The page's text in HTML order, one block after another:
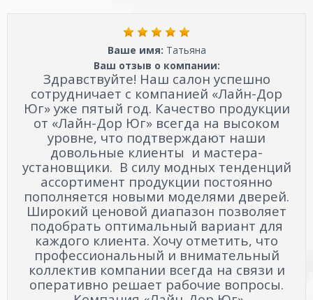
Ваше имя: Татьяна
Ваш отзыв о компании:
Здравствуйте! Наш салон успешно
сотрудничает с компанией «Лайн-Дор
Юг» уже пятый год. Качество продукции
от «Лайн-Дор Юг» всегда на высоком
уровне, что подтверждают наши
довольные клиенты и мастера-
установщики. В силу модных тенденций
ассортимент продукции постоянно
пополняется новыми моделями дверей.
Широкий ценовой диапазон позволяет
подобрать оптимальный вариант для
каждого клиента. Хочу отметить, что
профессиональный и внимательный
коллектив компании всегда на связи и
оперативно решает рабочие вопросы.